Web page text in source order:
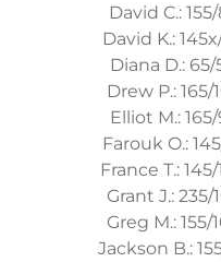
David C.:
David K.:
Diana D.: 65/
Drew P.: 165/
Elliot M.:
Farouk O.:
France T.:
Grant J.: 235/
Greg M.: 155/
Jackson B.: